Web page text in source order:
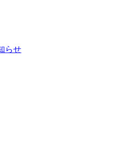
らせ